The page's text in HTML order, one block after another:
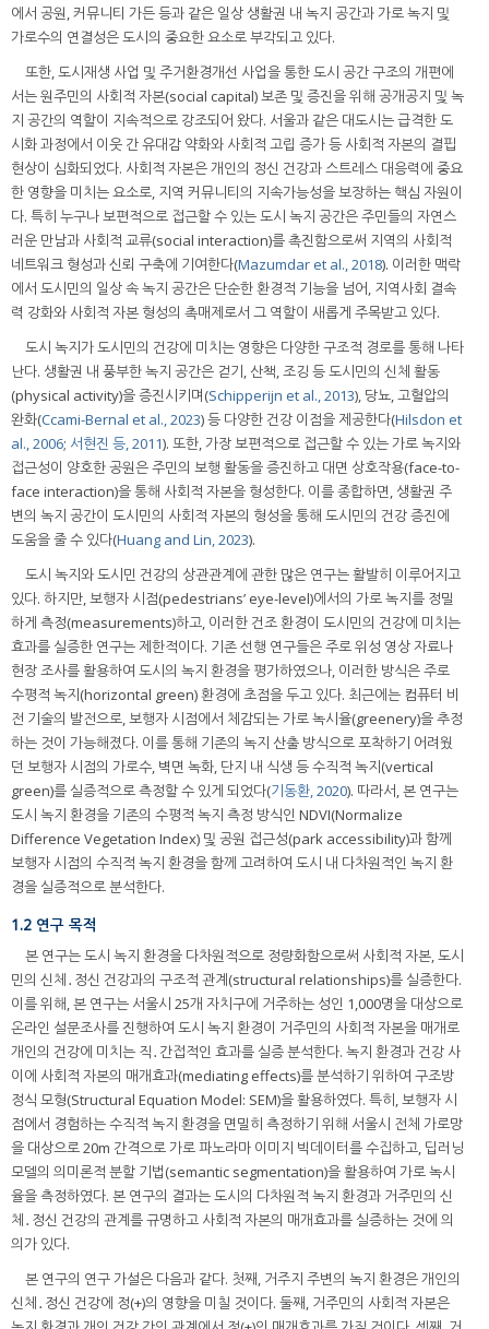
에서 공원, 커뮤니티 가든 등과 같은 일상 생활권 내 녹지 공간과 가로 녹지 및
가로수의 연결성은 도시의 중요한 요소로 부각되고 있다.
또한, 도시재생 사업 및 주거환경개선 사업을 통한 도시 공간 구조의 개편에
서는 원주민의 사회적 자본(social capital) 보존 및 증진을 위해 공개공지 및 녹
지 공간의 역할이 지속적으로 강조되어 왔다. 서울과 같은 대도시는 급격한 도
시화 과정에서 이웃 간 유대감 약화와 사회적 고립 증가 등 사회적 자본의 결핍
현상이 심화되었다. 사회적 자본은 개인의 정신 건강과 스트레스 대응력에 중요
한 영향을 미치는 요소로, 지역 커뮤니티의 지속가능성을 보장하는 핵심 자원이
다. 특히 누구나 보편적으로 접근할 수 있는 도시 녹지 공간은 주민들의 자연스
러운 만남과 사회적 교류(social interaction)를 촉진함으로써 지역의 사회적
네트워크 형성과 신뢰 구축에 기여한다(Mazumdar et al., 2018). 이러한 맥락
에서 도시민의 일상 속 녹지 공간은 단순한 환경적 기능을 넘어, 지역사회 결속
력 강화와 사회적 자본 형성의 촉매제로서 그 역할이 새롭게 주목받고 있다.
도시 녹지가 도시민의 건강에 미치는 영향은 다양한 구조적 경로를 통해 나타
난다. 생활권 내 풍부한 녹지 공간은 걷기, 산책, 조깅 등 도시민의 신체 활동
(physical activity)을 증진시키며(Schipperijn et al., 2013), 당뇨, 고혈압의
완화(Ccami-Bernal et al., 2023) 등 다양한 건강 이점을 제공한다(Hilsdon et
al., 2006; 서현진 등, 2011). 또한, 가장 보편적으로 접근할 수 있는 가로 녹지와
접근성이 양호한 공원은 주민의 보행 활동을 증진하고 대면 상호작용(face-to-
face interaction)을 통해 사회적 자본을 형성한다. 이를 종합하면, 생활권 주
변의 녹지 공간이 도시민의 사회적 자본의 형성을 통해 도시민의 건강 증진에
도움을 줄 수 있다(Huang and Lin, 2023).
도시 녹지와 도시민 건강의 상관관계에 관한 많은 연구는 활발히 이루어지고
있다. 하지만, 보행자 시점(pedestrians’ eye-level)에서의 가로 녹지를 정밀
하게 측정(measurements)하고, 이러한 건조 환경이 도시민의 건강에 미치는
효과를 실증한 연구는 제한적이다. 기존 선행 연구들은 주로 위성 영상 자료나
현장 조사를 활용하여 도시의 녹지 환경을 평가하였으나, 이러한 방식은 주로
수평적 녹지(horizontal green) 환경에 초점을 두고 있다. 최근에는 컴퓨터 비
전 기술의 발전으로, 보행자 시점에서 체감되는 가로 녹시율(greenery)을 추정
하는 것이 가능해졌다. 이를 통해 기존의 녹지 산출 방식으로 포착하기 어려웠
던 보행자 시점의 가로수, 벽면 녹화, 단지 내 식생 등 수직적 녹지(vertical
green)를 실증적으로 측정할 수 있게 되었다(기동환, 2020). 따라서, 본 연구는
도시 녹지 환경을 기존의 수평적 녹지 측정 방식인 NDVI(Normalize
Difference Vegetation Index) 및 공원 접근성(park accessibility)과 함께
보행자 시점의 수직적 녹지 환경을 함께 고려하여 도시 내 다차원적인 녹지 환
경을 실증적으로 분석한다.
1.2 연구 목적
본 연구는 도시 녹지 환경을 다차원적으로 정량화함으로써 사회적 자본, 도시
민의 신체․정신 건강과의 구조적 관계(structural relationships)를 실증한다.
이를 위해, 본 연구는 서울시 25개 자치구에 거주하는 성인 1,000명을 대상으로
온라인 설문조사를 진행하여 도시 녹지 환경이 거주민의 사회적 자본을 매개로
개인의 건강에 미치는 직․간접적인 효과를 실증 분석한다. 녹지 환경과 건강 사
이에 사회적 자본의 매개효과(mediating effects)를 분석하기 위하여 구조방
정식 모형(Structural Equation Model: SEM)을 활용하였다. 특히, 보행자 시
점에서 경험하는 수직적 녹지 환경을 면밀히 측정하기 위해 서울시 전체 가로망
을 대상으로 20m 간격으로 가로 파노라마 이미지 빅데이터를 수집하고, 딥러닝
모델의 의미론적 분할 기법(semantic segmentation)을 활용하여 가로 녹시
율을 측정하였다. 본 연구의 결과는 도시의 다차원적 녹지 환경과 거주민의 신
체․정신 건강의 관계를 규명하고 사회적 자본의 매개효과를 실증하는 것에 의
의가 있다.
본 연구의 연구 가설은 다음과 같다. 첫째, 거주지 주변의 녹지 환경은 개인의
신체․정신 건강에 정(+)의 영향을 미칠 것이다. 둘째, 거주민의 사회적 자본은